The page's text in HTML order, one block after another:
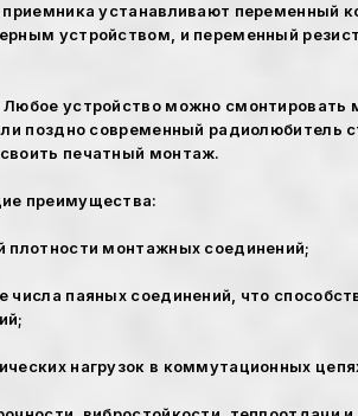
приемника устанавливают переменный
устройством, и переменный
устройство можно смонтировать
поздно современный радиолюбитель
печатный монтаж.
преимущества:
плотности монтажных соединений;
числа паяных соединений, что
нагрузок в коммутационных